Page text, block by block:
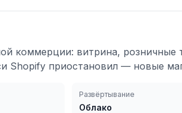
коммерции: витрина, розничные
Shopify приостановил — новые
Развёртывание
Облако